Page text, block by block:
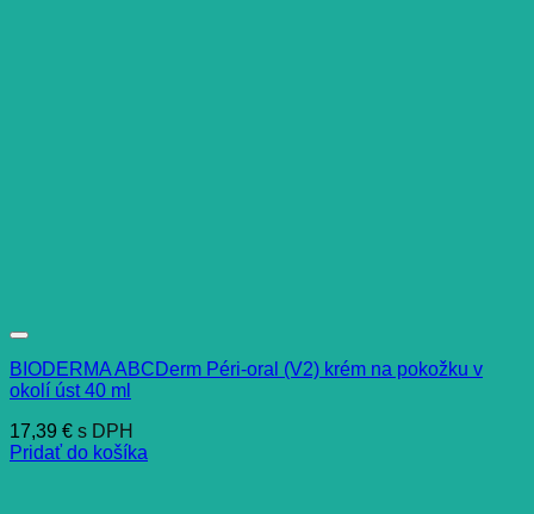
BIODERMA ABCDerm Péri-oral (V2) krém na pokožku v
okolí úst 40 ml
17,39 € s DPH
Pridať do košíka